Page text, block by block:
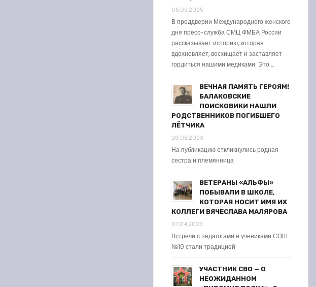
05.03.2025
В преддверии Международного женского
дня пресс-служба СМЦ ФМБА России
рассказывает историю, которая
вдохновляет, восхищает и заставляет
гордиться нашими медиками. Это …
ВЕЧНАЯ ПАМЯТЬ ГЕРОЯМ!
БАЛАКОВСКИЕ
ПОИСКОВИКИ НАШЛИ
РОДСТВЕННИКОВ ПОГИБШЕГО
ЛЁТЧИКА
26.08.2023
На публикацию откликнулись родная
сестра и племянница
ВЕТЕРАНЫ «АЛЬФЫ»
ПОБЫВАЛИ В ШКОЛЕ,
КОТОРАЯ НОСИТ ИМЯ ИХ
КОЛЛЕГИ ВЯЧЕСЛАВА МАЛЯРОВА
07.04.2023
Встречи с педагогами и учениками СОШ
№10 стали традицией
УЧАСТНИК СВО — О
НЕОЖИДАННОМ